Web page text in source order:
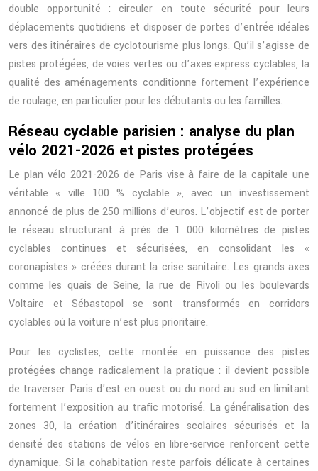
double opportunité : circuler en toute sécurité pour leurs
déplacements quotidiens et disposer de portes d’entrée idéales
vers des itinéraires de cyclotourisme plus longs. Qu’il s’agisse de
pistes protégées, de voies vertes ou d’axes express cyclables, la
qualité des aménagements conditionne fortement l’expérience
de roulage, en particulier pour les débutants ou les familles.
Réseau cyclable parisien : analyse du plan
vélo 2021-2026 et pistes protégées
Le plan vélo 2021-2026 de Paris vise à faire de la capitale une
véritable « ville 100 % cyclable », avec un investissement
annoncé de plus de 250 millions d’euros. L’objectif est de porter
le réseau structurant à près de 1 000 kilomètres de pistes
cyclables continues et sécurisées, en consolidant les «
coronapistes » créées durant la crise sanitaire. Les grands axes
comme les quais de Seine, la rue de Rivoli ou les boulevards
Voltaire et Sébastopol se sont transformés en corridors
cyclables où la voiture n’est plus prioritaire.
Pour les cyclistes, cette montée en puissance des pistes
protégées change radicalement la pratique : il devient possible
de traverser Paris d’est en ouest ou du nord au sud en limitant
fortement l’exposition au trafic motorisé. La généralisation des
zones 30, la création d’itinéraires scolaires sécurisés et la
densité des stations de vélos en libre-service renforcent cette
dynamique. Si la cohabitation reste parfois délicate à certaines